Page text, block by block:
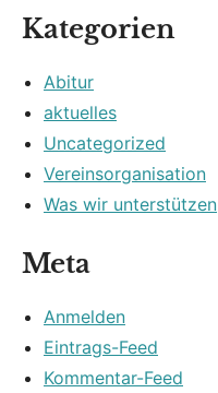
Kategorien
Abitur
aktuelles
Uncategorized
Vereinsorganisation
Was wir unterstützen
Meta
Anmelden
Eintrags-Feed
Kommentar-Feed